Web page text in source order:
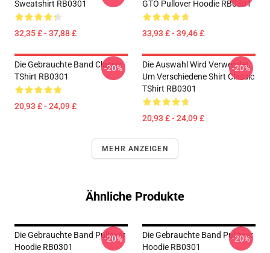
Sweatshirt RB0301
32,35 £ - 37,88 £
GTO Pullover Hoodie RB0301
33,93 £ - 39,46 £
Die Gebrauchte Band Classic
TShirt RB0301
20,93 £ - 24,09 £
-20%
Die Auswahl Wird Verwendet,
Um Verschiedene Shirt Classic
TShirt RB0301
20,93 £ - 24,09 £
-20%
MEHR ANZEIGEN
Ähnliche Produkte
Die Gebrauchte Band Pullover
Hoodie RB0301
-20%
Die Gebrauchte Band Pullover
Hoodie RB0301
-20%